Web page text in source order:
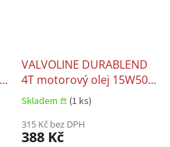
VALVOLINE DURABLEND
4T motorový olej 15W50
(1l)
Skladem 𖠿 (1 ks)
315 Kč bez DPH
388 Kč